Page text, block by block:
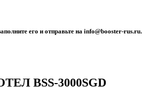
его и отправьте на info@booster-
BSS-3000SGD